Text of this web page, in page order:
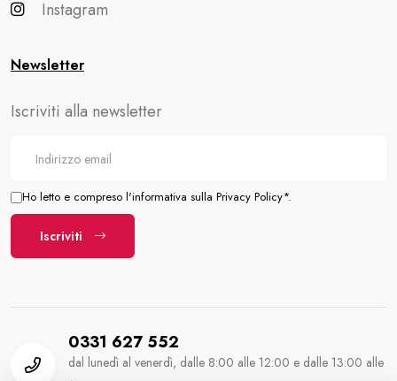
Instagram
Newsletter
Iscriviti alla newsletter
Ho letto e compreso l'informativa sulla Privacy Policy*.
Iscriviti
0331 627 552
dal lunedì al venerdì, dalle 8:00 alle 12:00 e dalle 13:00 alle